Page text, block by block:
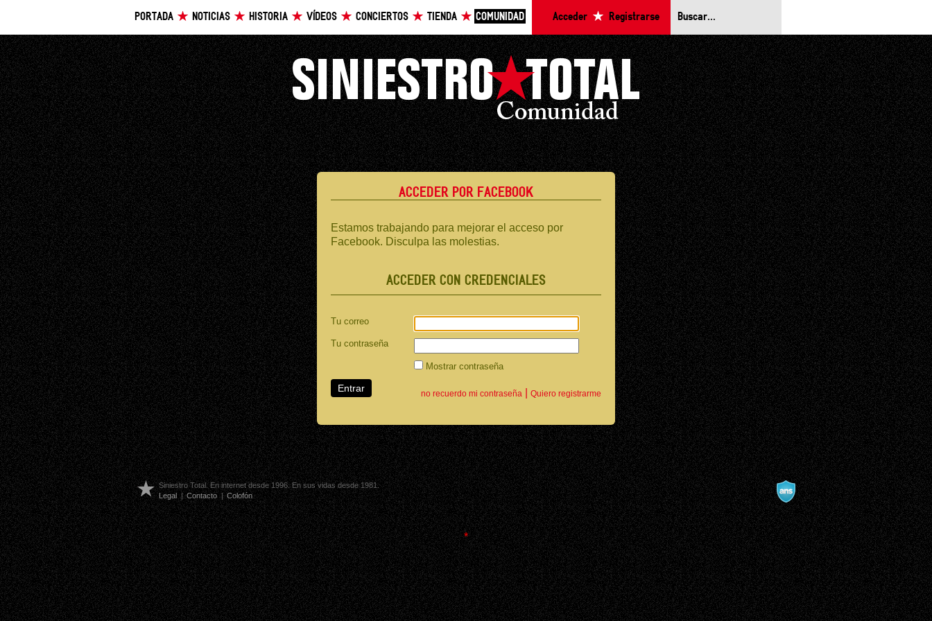
PORTADA NOTICIAS HISTORIA VÍDEOS CONCIERTOS TIENDA COMUNIDAD Acceder Registrarse
ACCEDER POR FACEBOOK
Estamos trabajando para mejorar el acceso por
Facebook. Disculpa las molestias.
ACCEDER CON CREDENCIALES
Tu correo
Tu contraseña
Mostrar contraseña
no recuerdo mi contraseña Quiero registrarme
Siniestro Total. En internet desde 1996. En sus vidas desde 1981.
Legal | Contacto | Colofón
*